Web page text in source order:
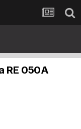
RE 050A